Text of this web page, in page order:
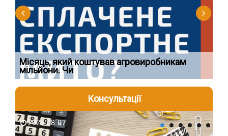
Місяць, який коштував агровиробникам
мільйони. Чи
Консультації
2026-08-07